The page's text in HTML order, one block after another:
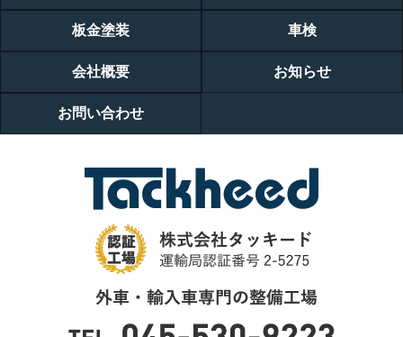
板金塗装 車検
会社概要 お知らせ
お問い合わせ